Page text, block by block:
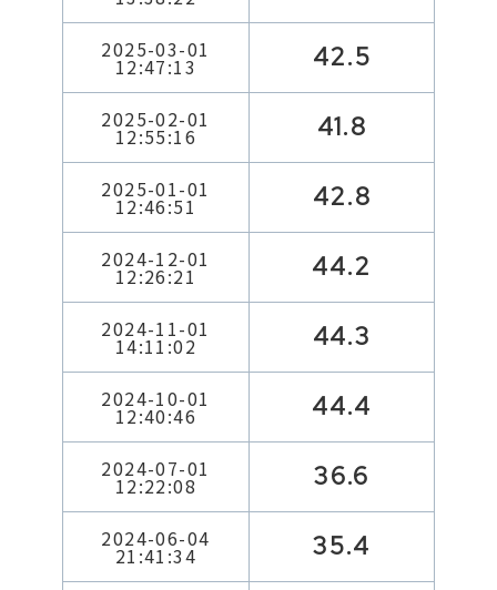
2025-03-01
12:47:13 42.5
2025-02-01
12:55:16 41.8
2025-01-01
12:46:51 42.8
2024-12-01
12:26:21 44.2
2024-11-01
14:11:02 44.3
2024-10-01
12:40:46 44.4
2024-07-01
12:22:08 36.6
2024-06-04
21:41:34 35.4